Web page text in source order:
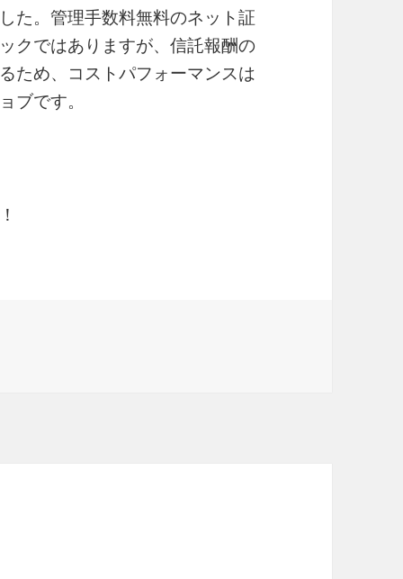
た。管理手数料無料のネット証
クではありますが、信託報酬の
ため、コストパフォーマンスは
ブです。